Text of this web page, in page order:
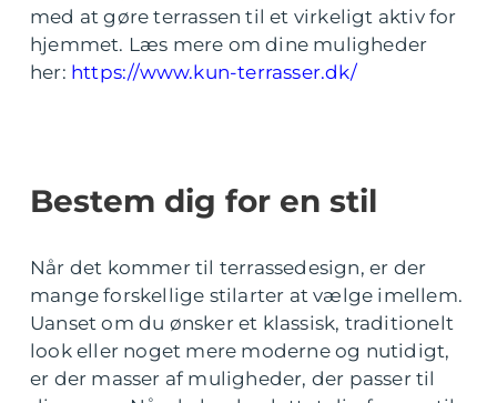
med at gøre terrassen til et virkeligt aktiv for
hjemmet. Læs mere om dine muligheder
her: https://www.kun-terrasser.dk/
Bestem dig for en stil
Når det kommer til terrassedesign, er der
mange forskellige stilarter at vælge imellem.
Uanset om du ønsker et klassisk, traditionelt
look eller noget mere moderne og nutidigt,
er der masser af muligheder, der passer til